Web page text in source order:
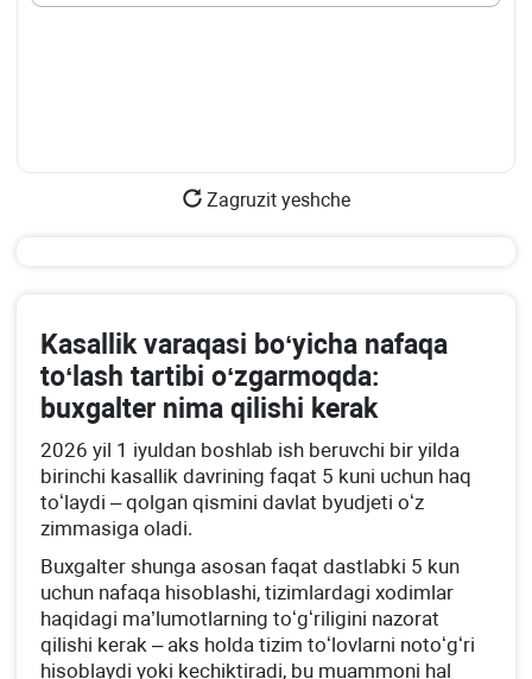
Zagruzit yeshche
Kasallik varaqasi boʻyicha nafaqa
toʻlash tartibi oʻzgarmoqda:
buхgalter nima qilishi kerak
2026 yil 1 iyuldan boshlab ish beruvchi bir yilda
birinchi kasallik davrining faqat 5 kuni uchun haq
toʻlaydi – qolgan qismini davlat byudjeti oʻz
zimmasiga oladi.
Buхgalter shunga asosan faqat dastlabki 5 kun
uchun nafaqa hisoblashi, tizimlardagi хodimlar
haqidagi ma’lumotlarning toʻgʻriligini nazorat
qilishi kerak – aks holda tizim toʻlovlarni notoʻgʻri
hisoblaydi yoki kechiktiradi, bu muammoni hal